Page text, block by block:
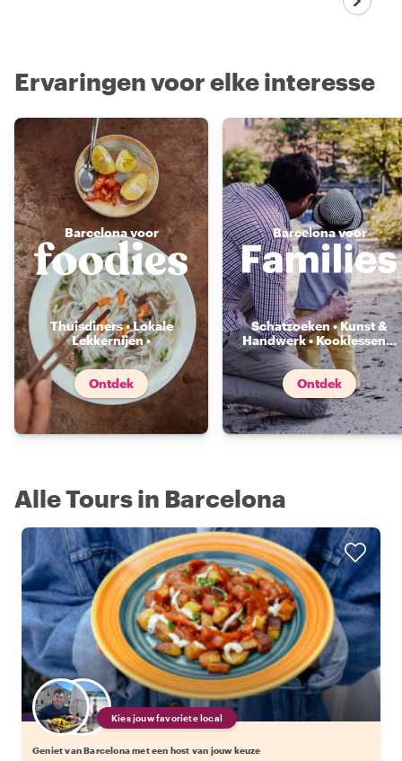
Ervaringen voor elke interesse
Barcelona voor
Thuisdiners • Lokale
Lekkernijen •
Voedselmarkten...
Ontdek
Barcelona voor
Schatzoeken • Kunst &
Handwerk • Kooklessen...
Ontdek
Alle Tours in Barcelona
Kies jouw favoriete local
Geniet van Barcelona met een host van jouw keuze